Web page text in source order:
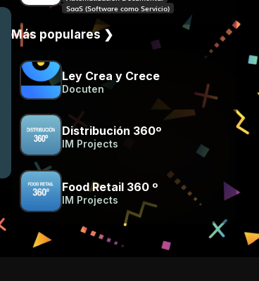
SaaS (Software como Servicio)
Más populares ❯
Ley Crea y Crece
Docuten
Distribución 360º
IM Projects
Food Retail 360 º
IM Projects